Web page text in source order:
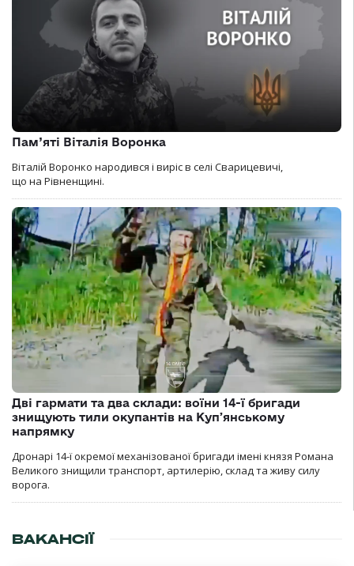
Пам’яті Віталія Воронка
Віталій Воронко народився і виріс в селі Сварицевичі,
що на Рівненщині.
Дві гармати та два склади: воїни 14-ї бригади
знищують тили окупантів на Купʼянському
напрямку
Дронарі 14-ї окремої механізованої бригади імені князя Романа
Великого знищили транспорт, артилерію, склад та живу силу
ворога.
ВАКАНСІЇ